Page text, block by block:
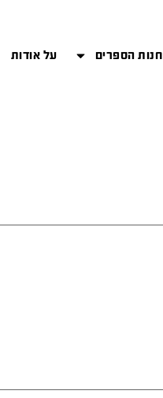
חנות הספרים על אודות